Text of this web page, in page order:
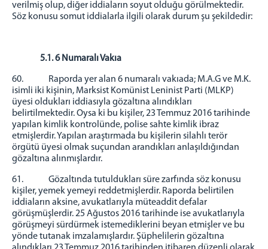
verilmiş olup, diğer iddiaların soyut olduğu görülmektedir.
Söz konusu somut iddialarla ilgili olarak durum şu şekildedir:
5.1. 6 Numaralı Vakıa
60. Raporda yer alan 6 numaralı vakıada; M.A.G ve M.K.
isimli iki kişinin, Marksist Komünist Leninist Parti (MLKP)
üyesi oldukları iddiasıyla gözaltına alındıkları
belirtilmektedir. Oysa ki bu kişiler, 23 Temmuz 2016 tarihinde
yapılan kimlik kontrolünde, polise sahte kimlik ibraz
etmişlerdir. Yapılan araştırmada bu kişilerin silahlı terör
örgütü üyesi olmak suçundan arandıkları anlaşıldığından
gözaltına alınmışlardır.
61. Gözaltında tutuldukları süre zarfında söz konusu
kişiler, yemek yemeyi reddetmişlerdir. Raporda belirtilen
iddiaların aksine, avukatlarıyla müteaddit defalar
görüşmüşlerdir. 25 Ağustos 2016 tarihinde ise avukatlarıyla
görüşmeyi sürdürmek istemediklerini beyan etmişler ve bu
yönde tutanak imzalamışlardır. Şüphelilerin gözaltına